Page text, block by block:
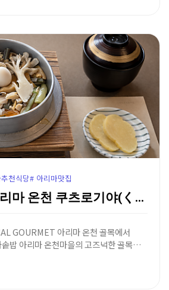
천식당# 아리마맛집
[고베 맛집] 아리마 온천 쿠츠로기야(くつろぎ家) - …
GOURMET 아리마 온천 골목에서
밥 아리마 온천마을의 고즈넉한 골목…